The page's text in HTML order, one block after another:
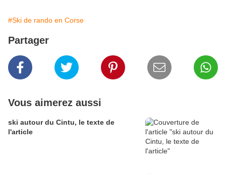
#Ski de rando en Corse
Partager
Vous aimerez aussi
ski autour du Cintu, le texte de
l'article